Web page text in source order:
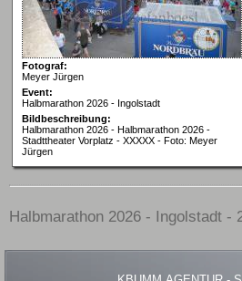
Fotograf:
Meyer Jürgen
Event:
Halbmarathon 2026 - Ingolstadt
Bildbeschreibung:
Halbmarathon 2026 - Halbmarathon 2026 -
Stadttheater Vorplatz - XXXXX - Foto: Meyer
Jürgen
Halbmarathon 2026 - Ingolstadt -